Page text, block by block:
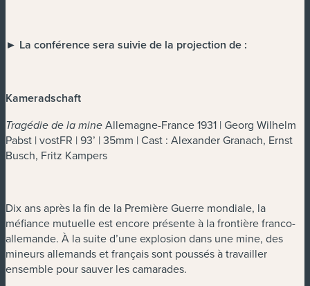
► La conférence sera suivie de la projection de :
Kameradschaft
Tragédie de la mine Allemagne-France 1931 | Georg Wilhelm
Pabst | vostFR | 93’ | 35mm | Cast : Alexander Granach, Ernst
Busch, Fritz Kampers
Dix ans après la fin de la Première Guerre mondiale, la
méfiance mutuelle est encore présente à la frontière franco-
allemande. À la suite d’une explosion dans une mine, des
mineurs allemands et français sont poussés à travailler
ensemble pour sauver les camarades.